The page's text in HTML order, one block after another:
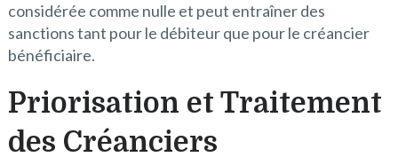
considérée comme nulle et peut entraîner des
sanctions tant pour le débiteur que pour le créancier
bénéficiaire.
Priorisation et Traitement
des Créanciers